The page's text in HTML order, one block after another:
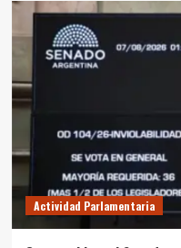
Actividad Parlamentaria